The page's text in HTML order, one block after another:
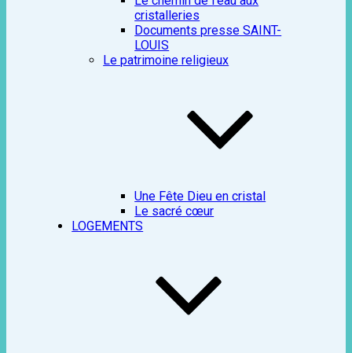
cristalleries
Documents presse SAINT-
LOUIS
Le patrimoine religieux
Une Fête Dieu en cristal
Le sacré cœur
LOGEMENTS